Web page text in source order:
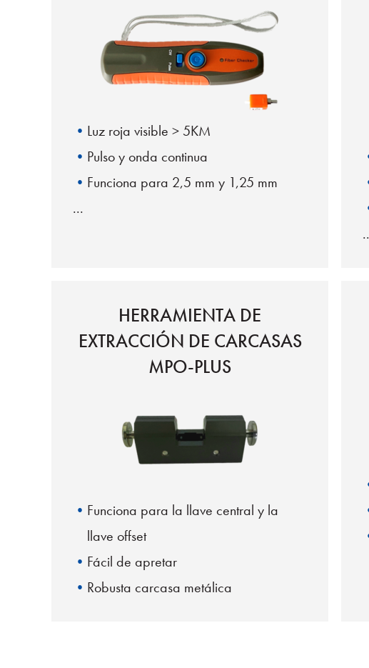
Luz roja visible > 5KM
Pulso y onda continua
Funciona para 2,5 mm y 1,25 mm
HERRAMIENTA DE
EXTRACCIÓN DE CARCASAS
MPO-PLUS
Funciona para la llave central y la
llave offset
Fácil de apretar
Robusta carcasa metálica